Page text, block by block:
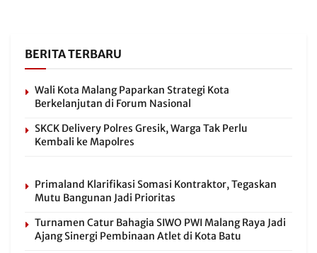
BERITA TERBARU
Wali Kota Malang Paparkan Strategi Kota
Berkelanjutan di Forum Nasional
SKCK Delivery Polres Gresik, Warga Tak Perlu
Kembali ke Mapolres
Primaland Klarifikasi Somasi Kontraktor, Tegaskan
Mutu Bangunan Jadi Prioritas
Turnamen Catur Bahagia SIWO PWI Malang Raya Jadi
Ajang Sinergi Pembinaan Atlet di Kota Batu